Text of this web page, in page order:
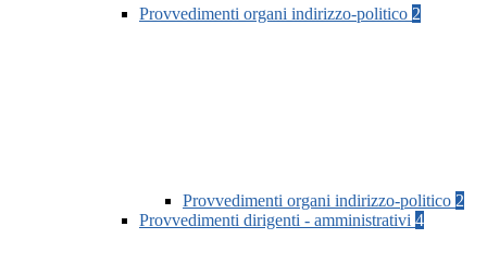
Provvedimenti organi indirizzo-politico 2
Provvedimenti organi indirizzo-politico 2
Provvedimenti dirigenti - amministrativi 4